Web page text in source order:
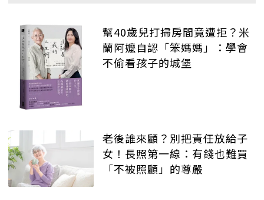
幫40歲兒打掃房間竟遭拒？米
蘭阿嬤自認「笨媽媽」：學會
不偷看孩子的城堡
老後誰來顧？別把責任放給子
女！長照第一線：有錢也難買
「不被照顧」的尊嚴